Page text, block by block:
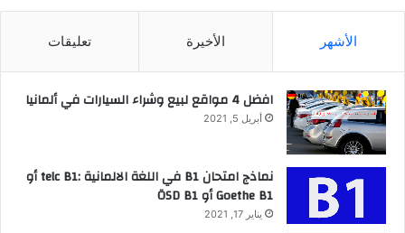
الأشهر الأخيرة تعليقات
افضل 4 مواقع لبيع وشراء السيارات في ألمانيا
أبريل 5, 2021
نماذج امتحان B1 في اللغة الالمانية :telc B1 أو
Goethe B1 أو ÖSD B1
يناير 17, 2021